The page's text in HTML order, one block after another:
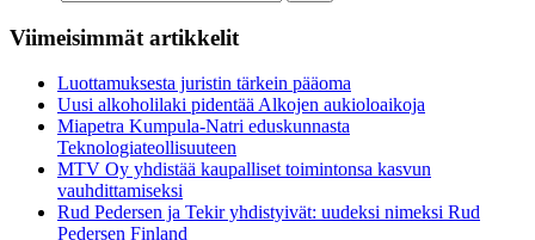
Viimeisimmät artikkelit
Luottamuksesta juristin tärkein pääoma
Uusi alkoholilaki pidentää Alkojen aukioloaikoja
Miapetra Kumpula-Natri eduskunnasta
Teknologiateollisuuteen
MTV Oy yhdistää kaupalliset toimintonsa kasvun
vauhdittamiseksi
Rud Pedersen ja Tekir yhdistyivät: uudeksi nimeksi Rud
Pedersen Finland